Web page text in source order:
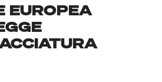
EUROPEA